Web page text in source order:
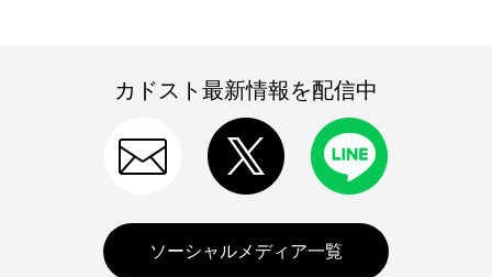
カドスト最新情報を配信中
ソーシャルメディア一覧